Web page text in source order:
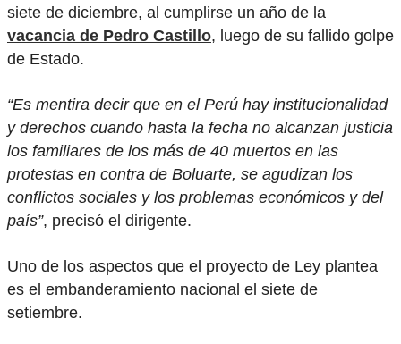
siete de diciembre, al cumplirse un año de la
vacancia de Pedro Castillo, luego de su fallido golpe
de Estado.
“Es mentira decir que en el Perú hay institucionalidad
y derechos cuando hasta la fecha no alcanzan justicia
los familiares de los más de 40 muertos en las
protestas en contra de Boluarte, se agudizan los
conflictos sociales y los problemas económicos y del
país”, precisó el dirigente.
Uno de los aspectos que el proyecto de Ley plantea
es el embanderamiento nacional el siete de
setiembre.